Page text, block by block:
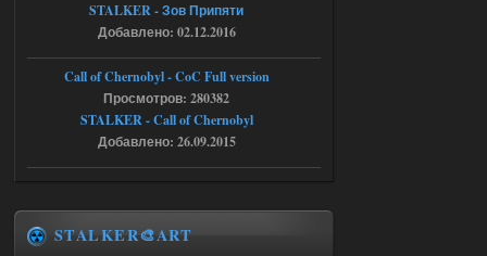
Объединенный Пак 2 + OGSR +
15:00
andreyforest1993
https://rutube.ru/video/50be34
6a53045b746b6f2d80812029a
3/?r=plemwd
Объединенный Пак 2 + OGSR +
STALKER - Зов Припяти
Добавлено: 02.12.2016
Call of Chernobyl - CoC Full version
Просмотров: 280382
STALKER - Call of Chernobyl
Добавлено: 26.09.2015
STALKER🎨ART